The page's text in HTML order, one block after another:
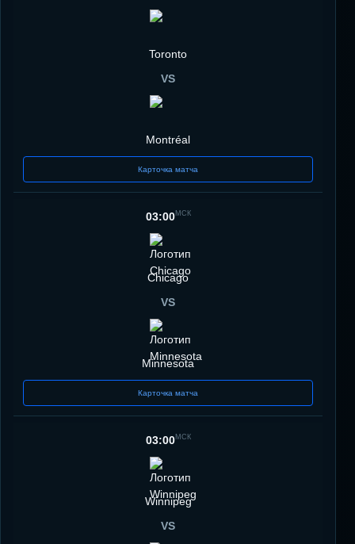
Toronto
VS
Montréal
Карточка матча
03:00МСК
Chicago
VS
Minnesota
Карточка матча
03:00МСК
Winnipeg
VS